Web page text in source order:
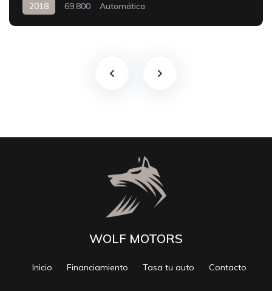
2018 69.800 Automática
WOLF MOTORS
Inicio Financiamiento Tasa tu auto Contacto